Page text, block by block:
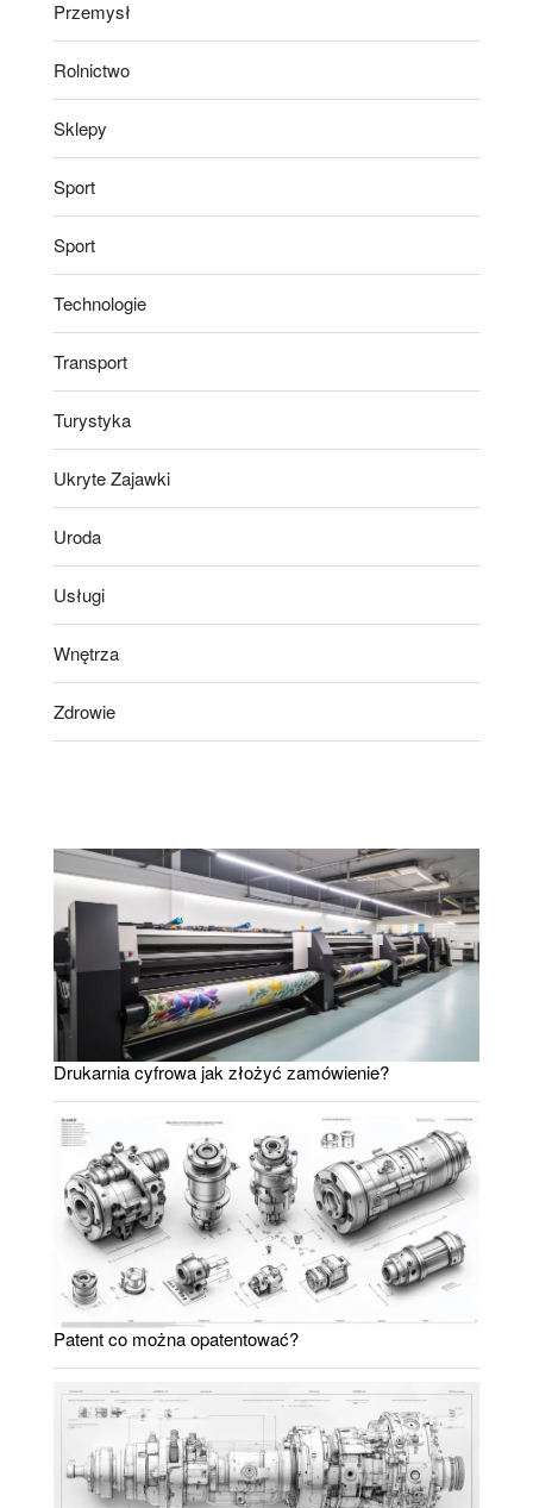
Przemysł
Rolnictwo
Sklepy
Sport
Sport
Technologie
Transport
Turystyka
Ukryte Zajawki
Uroda
Usługi
Wnętrza
Zdrowie
Drukarnia cyfrowa jak złożyć zamówienie?
Patent co można opatentować?